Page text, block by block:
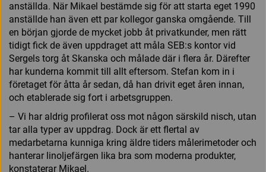
anställda. När Mikael bestämde sig för att starta eget 1990
anställde han även ett par kollegor ganska omgående. Till
en början gjorde de mycket jobb åt privatkunder, men rätt
tidigt fick de även uppdraget att måla SEB:s kontor vid
Sergels torg åt Skanska och målade där i flera år. Därefter
har kunderna kommit till allt eftersom. Stefan kom in i
företaget för åtta år sedan, då han drivit eget åren innan,
och etablerade sig fort i arbetsgruppen.
– Vi har aldrig profilerat oss mot någon särskild nisch, utan
tar alla typer av uppdrag. Dock är ett flertal av
medarbetarna kunniga kring äldre tiders målerimetoder och
hanterar linoljefärgen lika bra som moderna produkter,
konstaterar Mikael.